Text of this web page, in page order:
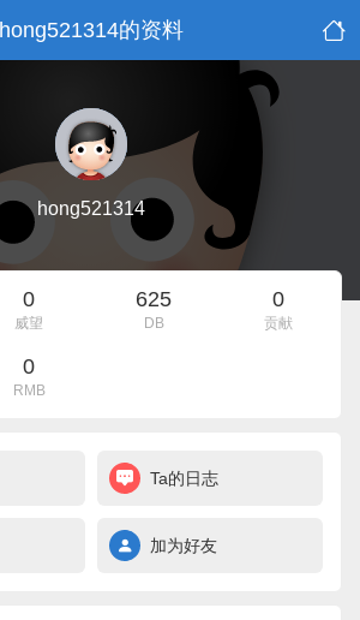
hong521314的资料
hong521314
0
威望
625
DB
0
贡献
0
RMB
Ta的日志
加为好友